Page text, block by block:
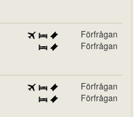
Förfrågan
Förfrågan
Förfrågan
Förfrågan